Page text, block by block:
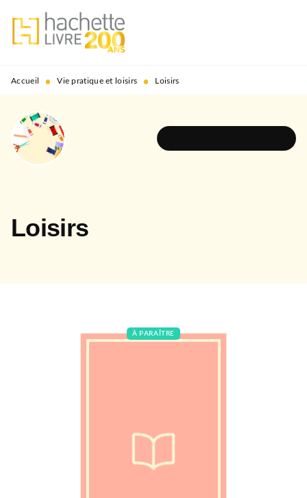
MENU RECHERCHE
PIED DE PAGE
Accueil • Vie pratique et loisirs • Loisirs
Loisirs
À PARAÎTRE